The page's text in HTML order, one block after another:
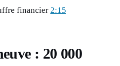
financier 2:15
: 20 000